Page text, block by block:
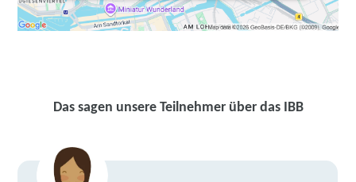
Das sagen unsere Teilnehmer über das IBB